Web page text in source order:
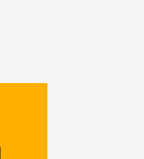
разберемся, что
— что это…